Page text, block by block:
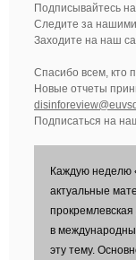
Подписывайтесь
Следите за
Заходите на наш
Спасибо всем, кто
Новые отчеты
Подписаться на
Каждую неделю
актуальные
в
эту тему.